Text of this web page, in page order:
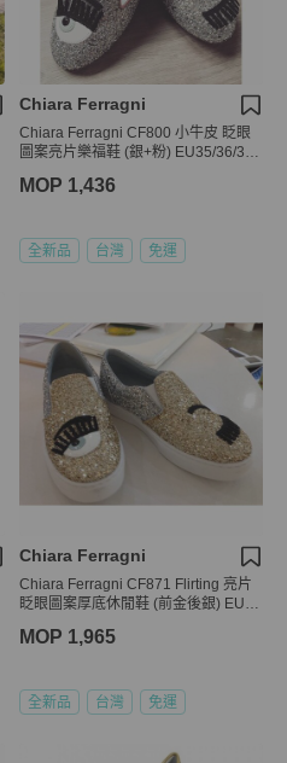
Chiara Ferragni
Chiara Ferragni CF800 小牛皮 眨眼
圖案亮片樂福鞋 (銀+粉) EU35/36/37/
MOP 1,436
全新品 台灣 免運
Chiara Ferragni
Chiara Ferragni CF871 Flirting 亮片
眨眼圖案厚底休閒鞋 (前金後銀) EU3
MOP 1,965
全新品 台灣 免運